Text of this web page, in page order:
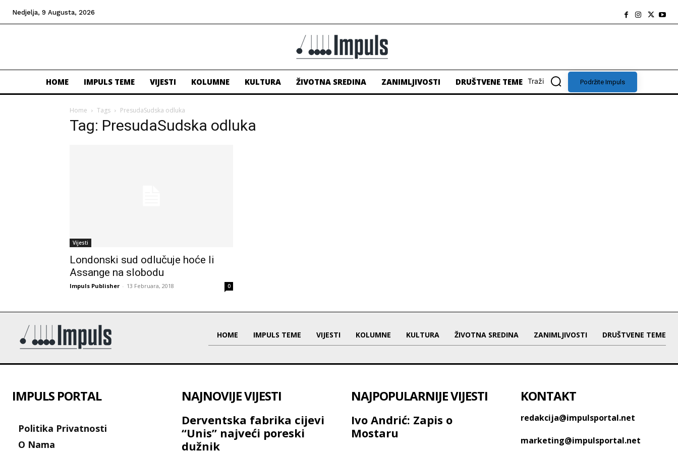
Nedjelja, 9 Augusta, 2026
HOME IMPULS TEME VIJESTI KOLUMNE KULTURA ŽIVOTNA SREDINA ZANIMLJIVOSTI DRUŠTVENE TEME Traži Podržite Impuls
Home Tags PresudaSudska odluka
Tag: PresudaSudska odluka
Vijesti
Londonski sud odlučuje hoće li
Assange na slobodu
Impuls Publisher - 13 Februara, 2018 0
HOME IMPULS TEME VIJESTI KOLUMNE KULTURA ŽIVOTNA SREDINA ZANIMLJIVOSTI DRUŠTVENE TEME
IMPULS PORTAL
Politika Privatnosti
O Nama
NAJNOVIJE VIJESTI
Derventska fabrika cijevi
“Unis” najveći poreski
dužnik
NAJPOPULARNIJE VIJESTI
Ivo Andrić: Zapis o
Mostaru
KONTAKT
redakcija@impulsportal.net
marketing@impulsportal.net